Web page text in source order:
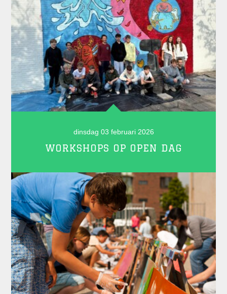
dinsdag 03 februari 2026
WORKSHOPS OP OPEN DAG